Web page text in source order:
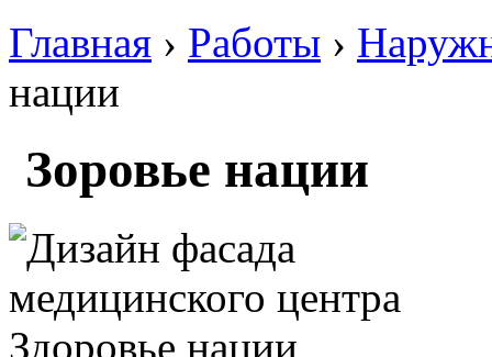
Главная › Работы ›
нации
Зоровье нации